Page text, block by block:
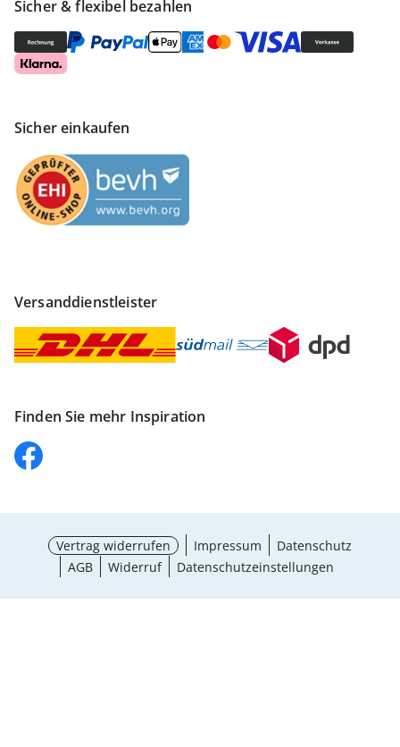
Sicher & flexibel bezahlen
Sicher einkaufen
Versanddienstleister
Finden Sie mehr Inspiration
Vertrag widerrufen Impressum
Datenschutz
AGB
Widerruf Datenschutzeinstellungen